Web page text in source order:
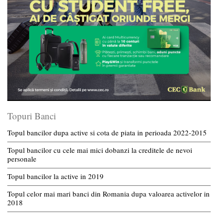
Topuri Banci
Topul bancilor dupa active si cota de piata in perioada 2022-2015
Topul bancilor cu cele mai mici dobanzi la creditele de nevoi
personale
Topul bancilor la active in 2019
Topul celor mai mari banci din Romania dupa valoarea activelor in
2018